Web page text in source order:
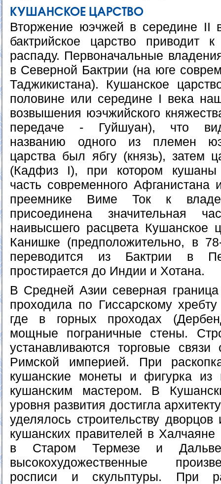
КУШАНСКОЕ ЦАРСТВО
Вторжение юэчжей в середине II
бактрийское царство приводит
распаду. Первоначальные
в Северной Бактрии (на юге
Таджикистана). Кушанское
половине или середине I века
возвышения юэчжийского
передаче - Гуйшуан), что
названию одного из племен
царства был ябгу (князь), затем
(Кадфиз I), при котором кушаны
часть современного Афганистана
преемнике Виме Ток к
присоединена значительная
наивысшего расцвета Кушанское
Канишке (предположительно, в
переводится из Бактрии в
простирается до Индии и Хотана.
В Средней Азии северная
проходила по Гиссарскому
где в горных проходах
мощные пограничные стены.
устанавливаются торговые
Римской империей. При
кушанские монеты и фигурка из
кушанским мастером. В
уровня развития достигла
уделялось строительству
кушанских правителей в
в Старом Термезе и
высокохудожественные
росписи и скульптуры. При